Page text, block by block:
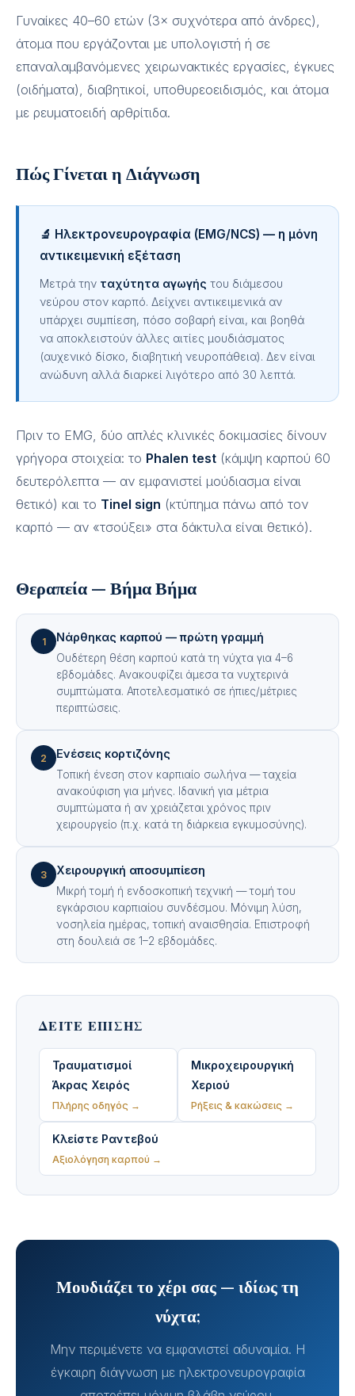
Γυναίκες 40–60 ετών (3× συχνότερα από άνδρες),
άτομα που εργάζονται με υπολογιστή ή σε
επαναλαμβανόμενες χειρωνακτικές εργασίες, έγκυες
(οιδήματα), διαβητικοί, υποθυρεοειδισμός, και άτομα
με ρευματοειδή αρθρίτιδα.
Πώς Γίνεται η Διάγνωση
🔬 Ηλεκτρονευρογραφία (EMG/NCS) — η μόνη
αντικειμενική εξέταση
Μετρά την ταχύτητα αγωγής του διάμεσου
νεύρου στον καρπό. Δείχνει αντικειμενικά αν
υπάρχει συμπίεση, πόσο σοβαρή είναι, και βοηθά
να αποκλειστούν άλλες αιτίες μουδιάσματος
(αυχενικό δίσκο, διαβητική νευροπάθεια). Δεν είναι
ανώδυνη αλλά διαρκεί λιγότερο από 30 λεπτά.
Πριν το EMG, δύο απλές κλινικές δοκιμασίες δίνουν
γρήγορα στοιχεία: το Phalen test (κάμψη καρπού 60
δευτερόλεπτα — αν εμφανιστεί μούδιασμα είναι
θετικό) και το Tinel sign (κτύπημα πάνω από τον
καρπό — αν «τσούξει» στα δάκτυλα είναι θετικό).
Θεραπεία — Βήμα Βήμα
1 Νάρθηκας καρπού — πρώτη γραμμή
Ουδέτερη θέση καρπού κατά τη νύχτα για 4–6
εβδομάδες. Ανακουφίζει άμεσα τα νυχτερινά
συμπτώματα. Αποτελεσματικό σε ήπιες/μέτριες
περιπτώσεις.
2 Ενέσεις κορτιζόνης
Τοπική ένεση στον καρπιαίο σωλήνα — ταχεία
ανακούφιση για μήνες. Ιδανική για μέτρια
συμπτώματα ή αν χρειάζεται χρόνος πριν
χειρουργείο (π.χ. κατά τη διάρκεια εγκυμοσύνης).
3 Χειρουργική αποσυμπίεση
Μικρή τομή ή ενδοσκοπική τεχνική — τομή του
εγκάρσιου καρπιαίου συνδέσμου. Μόνιμη λύση,
νοσηλεία ημέρας, τοπική αναισθησία. Επιστροφή
στη δουλειά σε 1–2 εβδομάδες.
ΔΕΊΤΕ ΕΠΊΣΗΣ
Τραυματισμοί
Άκρας Χειρός
Πλήρης οδηγός →
Μικροχειρουργική
Χεριού
Ρήξεις & κακώσεις →
Κλείστε Ραντεβού
Αξιολόγηση καρπού →
Μουδιάζει το χέρι σας — ιδίως τη
νύχτα;
Μην περιμένετε να εμφανιστεί αδυναμία. Η
έγκαιρη διάγνωση με ηλεκτρονευρογραφία